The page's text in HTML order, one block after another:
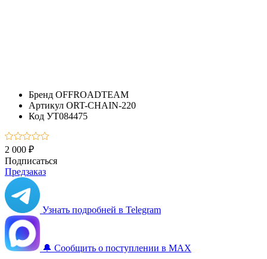
Бренд OFFROADTEAM
Артикул ORT-CHAIN-220
Код УТ084475
2 000 ₽
Подписаться
Предзаказ
Узнать подробней в Telegram
🔔 Сообщить о поступлении в MAX